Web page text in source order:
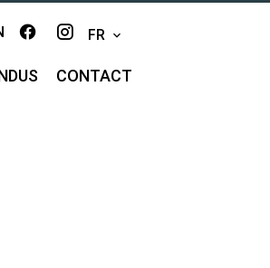
FR
CONTACT